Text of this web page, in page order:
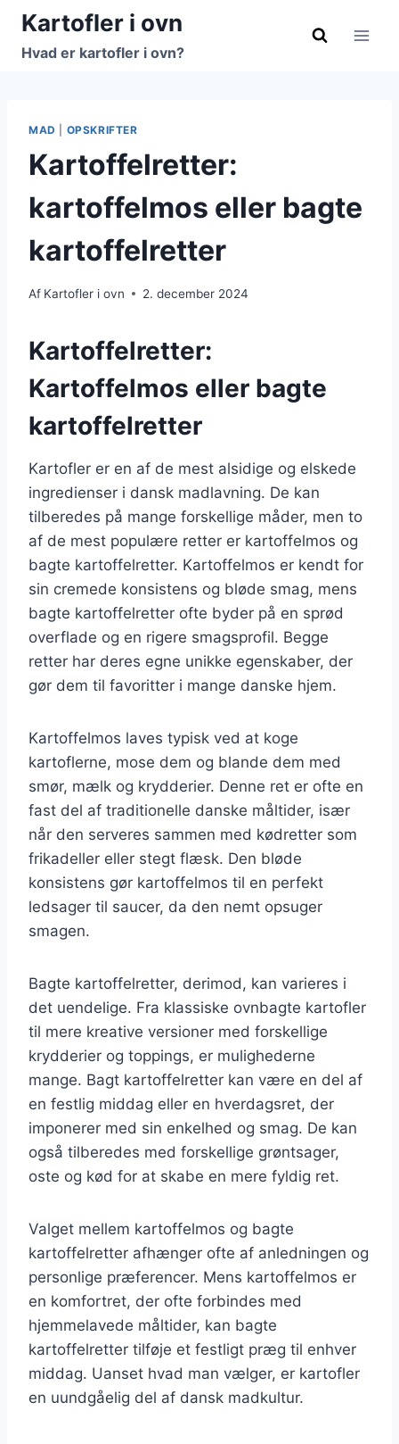
Fortsæt
indhold
Kartofler i ovn
Hvad er kartofler i ovn?
MAD OPSKRIFTER
Kartoffelretter:
kartoffelmos eller bagte
kartoffelretter
Af Kartofler i ovn 2. december 2024
Kartoffelretter:
Kartoffelmos eller bagte
kartoffelretter
Kartofler er en af de mest alsidige og elskede
ingredienser i dansk madlavning. De kan
tilberedes på mange forskellige måder, men to
af de mest populære retter er kartoffelmos og
bagte kartoffelretter. Kartoffelmos er kendt for
sin cremede konsistens og bløde smag, mens
bagte kartoffelretter ofte byder på en sprød
overflade og en rigere smagsprofil. Begge
retter har deres egne unikke egenskaber, der
gør dem til favoritter i mange danske hjem.
Kartoffelmos laves typisk ved at koge
kartoflerne, mose dem og blande dem med
smør, mælk og krydderier. Denne ret er ofte en
fast del af traditionelle danske måltider, især
når den serveres sammen med kødretter som
frikadeller eller stegt flæsk. Den bløde
konsistens gør kartoffelmos til en perfekt
ledsager til saucer, da den nemt opsuger
smagen.
Bagte kartoffelretter, derimod, kan varieres i
det uendelige. Fra klassiske ovnbagte kartofler
til mere kreative versioner med forskellige
krydderier og toppings, er mulighederne
mange. Bagt kartoffelretter kan være en del af
en festlig middag eller en hverdagsret, der
imponerer med sin enkelhed og smag. De kan
også tilberedes med forskellige grøntsager,
oste og kød for at skabe en mere fyldig ret.
Valget mellem kartoffelmos og bagte
kartoffelretter afhænger ofte af anledningen og
personlige præferencer. Mens kartoffelmos er
en komfortret, der ofte forbindes med
hjemmelavede måltider, kan bagte
kartoffelretter tilføje et festligt præg til enhver
middag. Uanset hvad man vælger, er kartofler
en uundgåelig del af dansk madkultur.